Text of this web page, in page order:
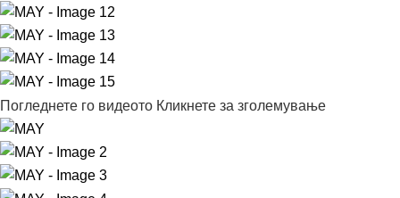
Погледнете го видеото Кликнете за зголемување